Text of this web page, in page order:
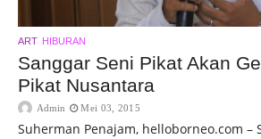
ART HIBURAN
Sanggar Seni Pikat Akan
Pikat Nusantara
Admin Mei 03, 2015
Suherman Penajam, helloborneo.com –